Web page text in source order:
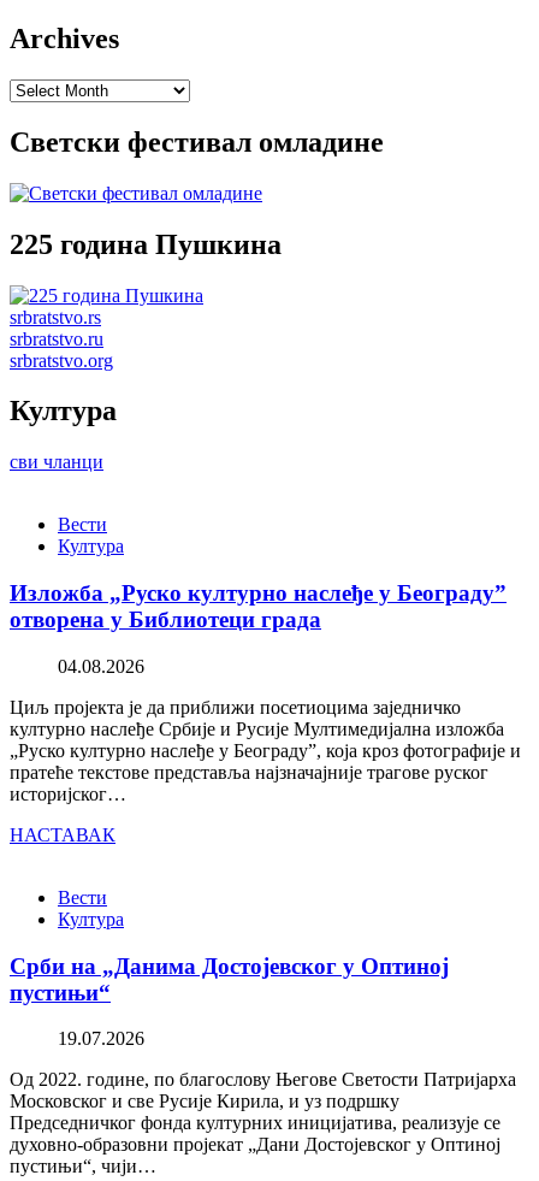
Archives
Archives
Светски фестивал омладине
225 година Пушкина
srbratstvo.rs
srbratstvo.ru
srbratstvo.org
Култура
сви чланци
Вести
Култура
Изложба „Руско културно наслеђе у Београду”
отворена у Библиотеци града
04.08.2026
Циљ пројекта је да приближи посетиоцима заједничко
културно наслеђе Србије и Русије Мултимедијална изложба
„Руско културно наслеђе у Београду”, која кроз фотографије и
пратеће текстове представља најзначајније трагове руског
историјског…
НАСТАВАК
Вести
Култура
Срби на „Данима Достојевског у Оптиној
пустињи“
19.07.2026
Од 2022. године, по благослову Његове Светости Патријарха
Московског и све Русије Кирила, и уз подршку
Председничког фонда културних иницијатива, реализује се
духовно-образовни пројекат „Дани Достојевског у Оптиној
пустињи“, чији…